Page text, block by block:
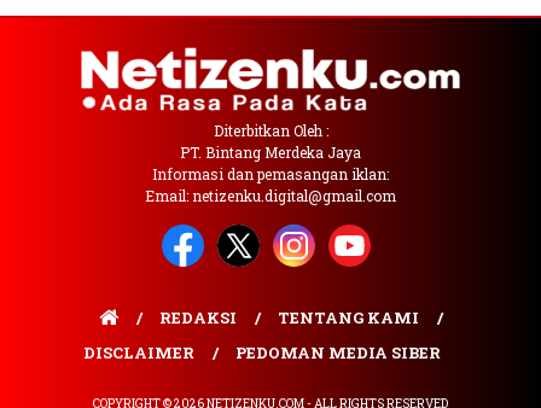
Diterbitkan Oleh :
PT. Bintang Merdeka Jaya
Informasi dan pemasangan iklan:
Email: netizenku.digital@gmail.com
REDAKSI
TENTANG KAMI
DISCLAIMER
PEDOMAN MEDIA SIBER
COPYRIGHT © 2026 NETIZENKU.COM - ALL RIGHTS RESERVED